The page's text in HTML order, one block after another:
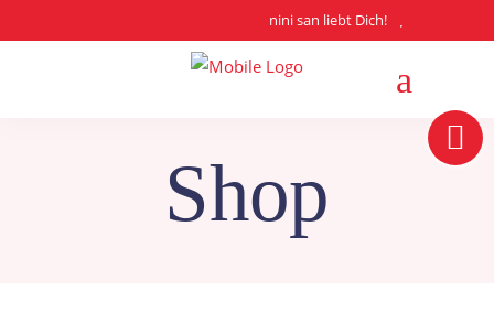
nini san liebt Dich!
Shop